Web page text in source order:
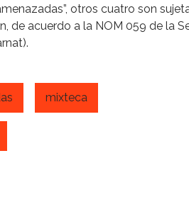
otros cuatro son
de acuerdo a la NOM 059 de la
mixteca